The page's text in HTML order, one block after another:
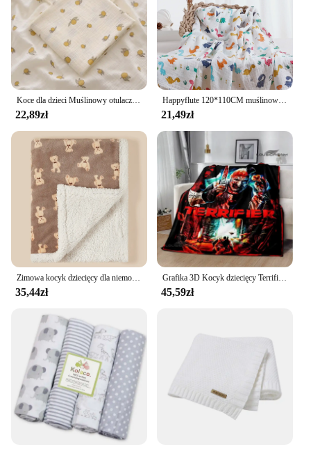
Koce dla dzieci Muślinowy otulacz dla noworodka Frędzle Dwuwarstwowy bawełniany koc letni Łóżko Pocieszyciel Niemowlęce artykuły dla niemowląt Bebe
22,89zł
Happyflute 120*110CM muślinowy otulacz dla noworodka bambusowy bawełniany letni koc łóżko kołdra śliczne koce dla dzieci
21,49zł
Zimowa kocyk dziecięcy dla niemowląt owijka dla niemowląt flanelowa jagnięca ciepła kołdra dla noworodka pościel miękki koc do wózka dziecięcego Manta Bebe
35,44zł
Grafika 3D Kocyk dziecięcy Terrifier Horror Miękki dom Sypialnia Łóżko Sofa Podróż Biuro Pokrowiec Dekor Wygodne koce do rzucania
45,59zł